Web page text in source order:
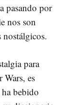
pasando por
nos son
nostálgicos.
para
Wars, es
bebido